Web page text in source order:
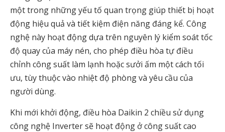
một trong những yếu tố quan trọng giúp thiết bị hoạt
động hiệu quả và tiết kiệm điện năng đáng kể. Công
nghệ này hoạt động dựa trên nguyên lý kiểm soát tốc
độ quay của máy nén, cho phép điều hòa tự điều
chỉnh công suất làm lạnh hoặc sưởi ấm một cách tối
ưu, tùy thuộc vào nhiệt độ phòng và yêu cầu của
người dùng.
Khi mới khởi động, điều hòa Daikin 2 chiều sử dụng
công nghệ Inverter sẽ hoạt động ở công suất cao